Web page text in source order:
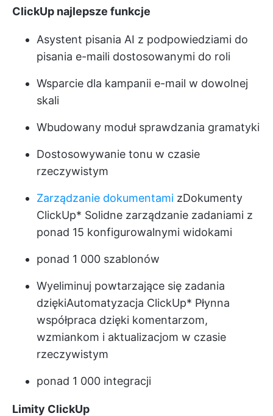
ClickUp najlepsze funkcje
Asystent pisania AI z podpowiedziami do
pisania e-maili dostosowanymi do roli
Wsparcie dla kampanii e-mail w dowolnej
skali
Wbudowany moduł sprawdzania gramatyki
Dostosowywanie tonu w czasie
rzeczywistym
Zarządzanie dokumentami zDokumenty
ClickUp* Solidne zarządzanie zadaniami z
ponad 15 konfigurowalnymi widokami
ponad 1 000 szablonów
Wyeliminuj powtarzające się zadania
dziękiAutomatyzacja ClickUp* Płynna
współpraca dzięki komentarzom,
wzmiankom i aktualizacjom w czasie
rzeczywistym
ponad 1 000 integracji
Limity ClickUp